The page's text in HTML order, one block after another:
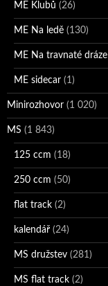
ME Klubů (26)
ME Na ledě (130)
ME Na travnaté dráze
ME sidecar (1)
Minirozhovor (1 020)
MS (1 843)
125 ccm (18)
250 ccm (50)
flat track (2)
kalendář (24)
MS družstev (281)
MS flat track (2)